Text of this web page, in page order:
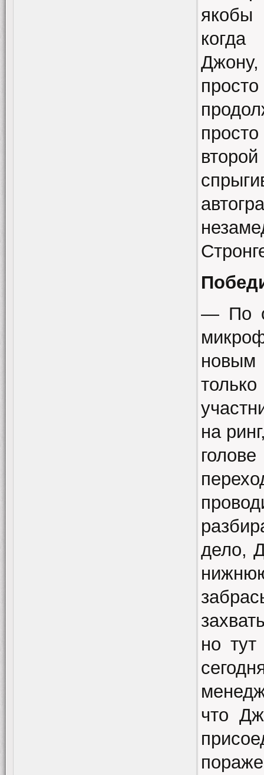
якобы
когда
— По
новым
на
дело,
но
что